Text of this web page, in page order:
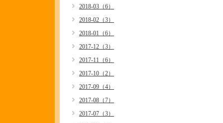
2018-03（6）
2018-02（3）
2018-01（6）
2017-12（3）
2017-11（6）
2017-10（2）
2017-09（4）
2017-08（7）
2017-07（3）